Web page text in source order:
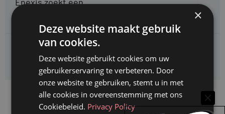
Jurist ruimtelijke planvorming
Enexis zoekt een
Rentmeester
×
Deze website maakt gebruik
van cookies.
Deze website gebruikt cookies om uw
gebruikerservaring te verbeteren. Door
onze website te gebruiken, stemt u in met
alle cookies in overeenstemming met ons
Cookiebeleid. Privacy Policy